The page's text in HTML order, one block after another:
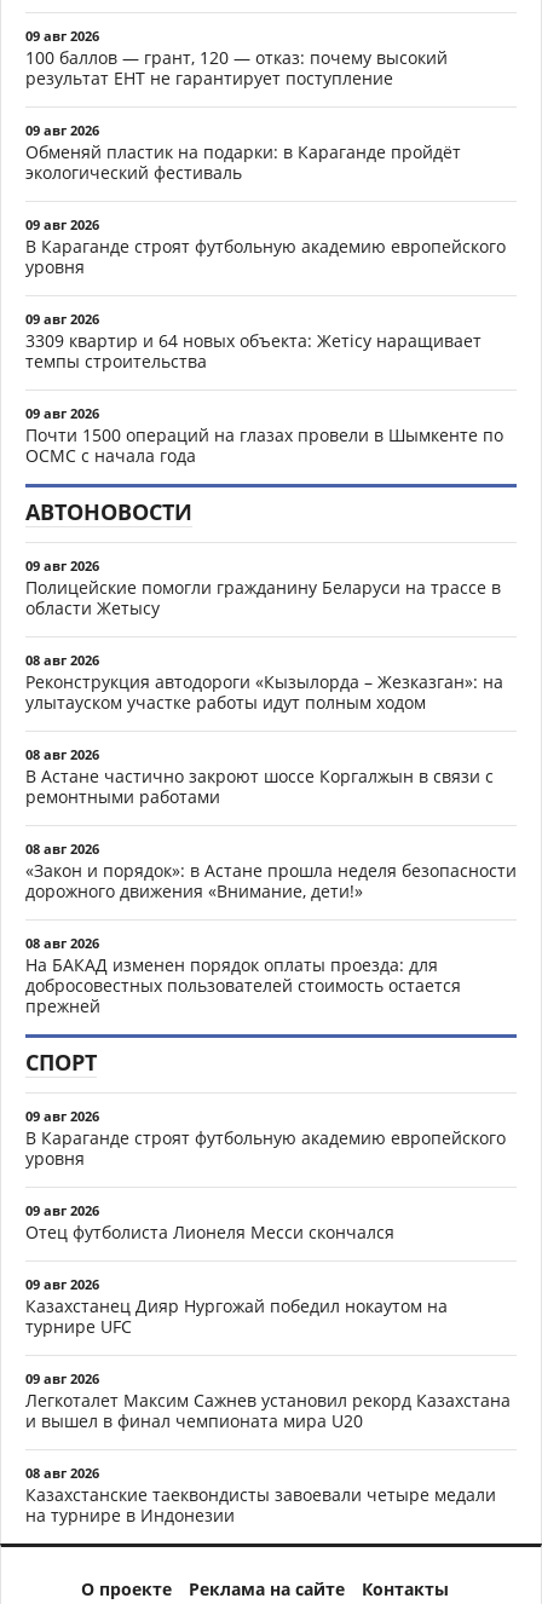
09 авг 2026
100 баллов — грант, 120 — отказ: почему высокий
результат ЕНТ не гарантирует поступление
09 авг 2026
Обменяй пластик на подарки: в Караганде пройдёт
экологический фестиваль
09 авг 2026
В Караганде строят футбольную академию европейского
уровня
09 авг 2026
3309 квартир и 64 новых объекта: Жетісу наращивает
темпы строительства
09 авг 2026
Почти 1500 операций на глазах провели в Шымкенте по
ОСМС с начала года
АВТОНОВОСТИ
09 авг 2026
Полицейские помогли гражданину Беларуси на трассе в
области Жетысу
08 авг 2026
Реконструкция автодороги «Кызылорда – Жезказган»: на
улытауском участке работы идут полным ходом
08 авг 2026
В Астане частично закроют шоссе Коргалжын в связи с
ремонтными работами
08 авг 2026
«Закон и порядок»: в Астане прошла неделя безопасности
дорожного движения «Внимание, дети!»
08 авг 2026
На БАКАД изменен порядок оплаты проезда: для
добросовестных пользователей стоимость остается
прежней
СПОРТ
09 авг 2026
В Караганде строят футбольную академию европейского
уровня
09 авг 2026
Отец футболиста Лионеля Месси скончался
09 авг 2026
Казахстанец Дияр Нургожай победил нокаутом на
турнире UFC
09 авг 2026
Легкоталет Максим Сажнев установил рекорд Казахстана
и вышел в финал чемпионата мира U20
08 авг 2026
Казахстанские таеквондисты завоевали четыре медали
на турнире в Индонезии
О проекте Реклама на сайте Контакты